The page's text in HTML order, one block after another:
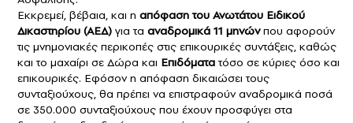
Εκκρεμεί, βέβαια, και η απόφαση του Ανωτάτου Ειδικού
Δικαστηρίου (ΑΕΔ) για τα αναδρομικά 11 μηνώνπου αφορούν
τις μνημονιακές περικοπές στις επικουρικές συντάξεις, καθώς
και το μαχαίρι σε Δώρα και Επιδόματατόσο σε κύριες όσο και
επικουρικές. Εφόσον η απόφαση δικαιώσει τους
συνταξιούχους, θα πρέπει να επιστραφούν αναδρομικά ποσά
σε 350.000 συνταξιούχους που έχουν προσφύγει στα